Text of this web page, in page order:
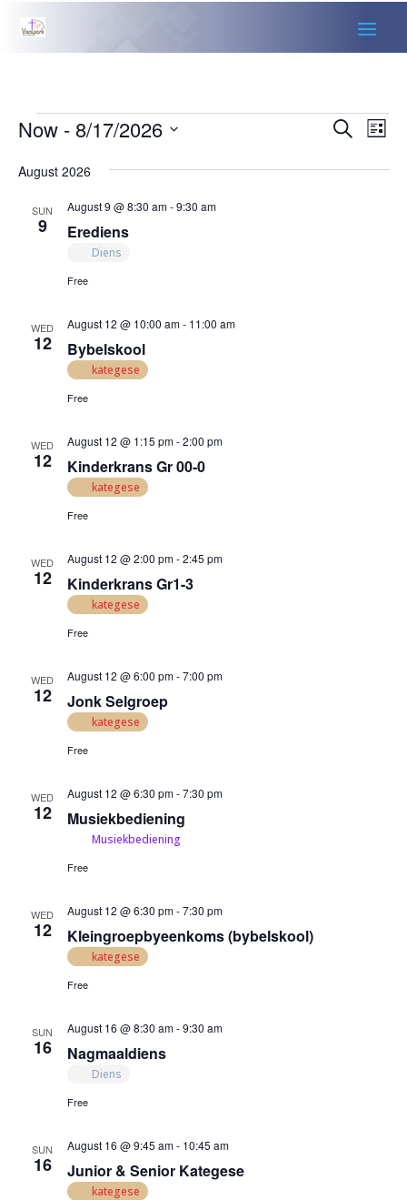
Events Events
and
SearchList
Now - 8/17/2026
date.
August 2026
SUN
9 Erediens
August 9 @ 8:30 am-9:30 am
Diens
Free
WED
12 Bybelskool
August 12 @ 10:00 am- 11:00 am
kategese
Free
WED
12 Kinderkrans Gr 00-0
August 12 @ 1:15 pm-2:00 pm
kategese
Free
WED
12 Kinderkrans Gr1-3
August 12 @ 2:00 pm-2:45 pm
kategese
Free
WED
12 Jonk Selgroep
August 12 @ 6:00 pm-7:00 pm
kategese
Free
WED
12 Musiekbediening
August 12 @ 6:30 pm-7:30 pm
Musiekbediening
Free
WED
12 Kleingroepbyeenkoms (bybelskool)
August 12 @ 6:30 pm-7:30 pm
kategese
Free
SUN
16 Nagmaaldiens
August 16 @ 8:30 am-9:30 am
Diens
Free
SUN
16 Junior & Senior Kategese
August 16 @ 9:45 am- 10:45 am
kategese